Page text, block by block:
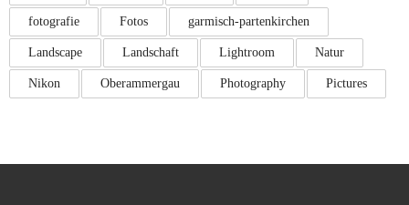
fotografie Fotos garmisch-partenkirchen
Landscape Landschaft Lightroom Natur
Nikon Oberammergau Photography Pictures